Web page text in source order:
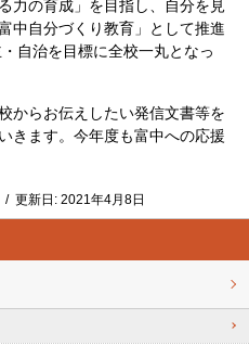
力の育成」を目指し、自分を見
中自分づくり教育」として推進
自治を目標に全校一丸となっ
からお伝えしたい発信文書等を
きます。今年度も富中への応援
/ 更新日: 2021年4月8日